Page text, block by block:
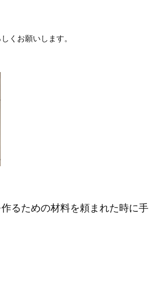
くお願いします。
るための材料を頼まれた時に手